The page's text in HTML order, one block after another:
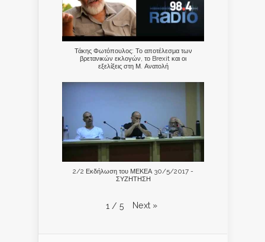
Τάκης Φωτόπουλος: Το αποτέλεσμα των
βρετανικών εκλογών, το Brexit και οι
εξελίξεις στη Μ. Ανατολή
2/2 Εκδήλωση του ΜΕΚΕΑ 30/5/2017 -
ΣΥΖΗΤΗΣΗ
1 / 5 Next »